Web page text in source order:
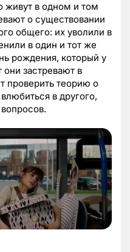
в одном и том
о существовании
общего: их уволили в
в один и тот же
рождения, который у
застревают в
проверить теорию о
в другого,